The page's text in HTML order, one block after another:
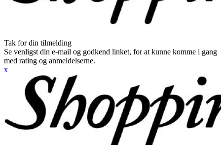
Tak for din tilmelding
Se venligst din e-mail og godkend linket, for at kunne komme i gang
med rating og anmeldelserne.
x